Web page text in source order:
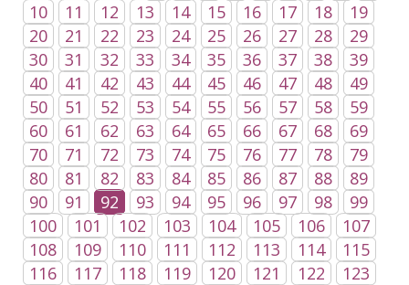
10
11 12 13 14 15 16 17 18
19
20
21 22 23 24 25 26 27 28
29
30
31 32 33 34 35 36 37 38
39
40
41 42 43 44 45 46 47 48
49
50
51 52 53 54 55 56 57 58
59
60
61 62 63 64 65 66 67 68
69
70
71 72 73 74 75 76 77 78
79
80
81 82 83 84 85 86 87 88
89
90
91 92 93 94 95 96 97 98
99
100
101 102 103 104 105 106
107
108
109 110 111 112 113 114
115
116
117 118 119 120 121 122
123